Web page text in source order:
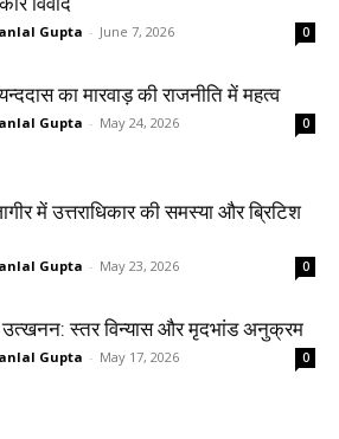
Gupta - June 7, 2026 0
का मारवाड़ की राजनीति में महत्व
Gupta - May 24, 2026 0
में उत्तराधिकार की समस्या और ब्रिटिश
Gupta - May 23, 2026 0
उत्खनन: स्तर विन्यास और मृदभांड अनुक्रम
Gupta - May 17, 2026 0